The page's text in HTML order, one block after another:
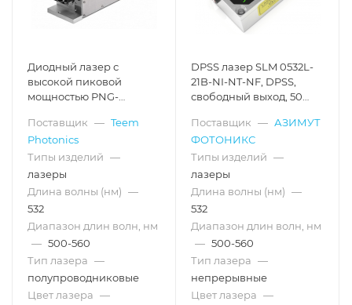
Диодный лазер с
высокой пиковой
мощностью PNG-
532 нм
Поставщик — Teem
Photonics
Типы изделий —
лазеры
Длина волны (нм) —
532
Диапазон длин волн, нм
— 500-560
Тип лазера —
полупроводниковые
Цвет лазера —
DPSS лазер SLM 0532L-
21B-NI-NT-NF, DPSS,
свободный выход, 50
Поставщик — АЗИМУТ
ФОТОНИКС
Типы изделий —
лазеры
Длина волны (нм) —
532
Диапазон длин волн, нм
— 500-560
Тип лазера —
непрерывные
Цвет лазера —